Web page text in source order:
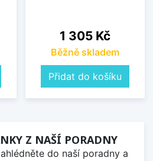
Cena
1 305 Kč
Běžně skladem
Přidat do košíku
Z NAŠÍ PORADNY
do naší poradny a